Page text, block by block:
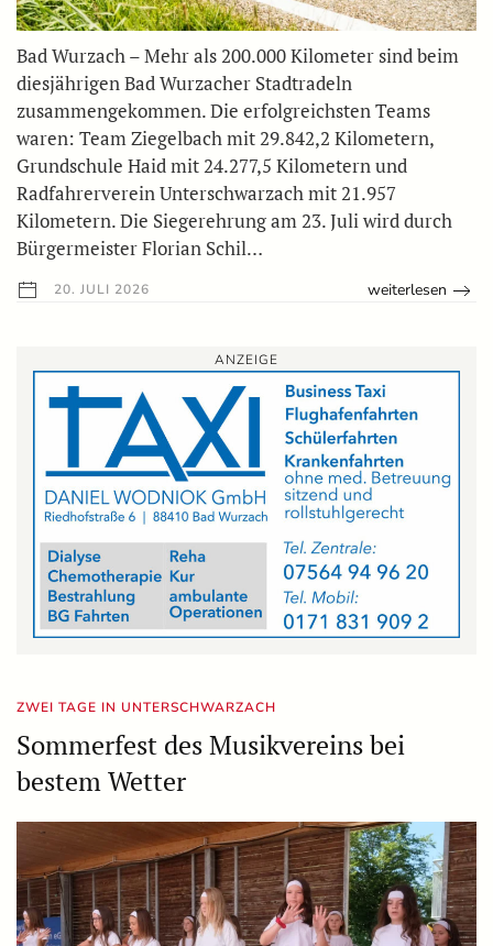
Bad Wurzach – Mehr als 200.000 Kilometer sind beim
diesjährigen Bad Wurzacher Stadtradeln
zusammengekommen. Die erfolgreichsten Teams
waren: Team Ziegelbach mit 29.842,2 Kilometern,
Grundschule Haid mit 24.277,5 Kilometern und
Radfahrerverein Unterschwarzach mit 21.957
Kilometern. Die Siegerehrung am 23. Juli wird durch
Bürgermeister Florian Schil…
20. JULI 2026 weiterlesen
ANZEIGE
ZWEI TAGE IN UNTERSCHWARZACH
Sommerfest des Musikvereins bei
bestem Wetter